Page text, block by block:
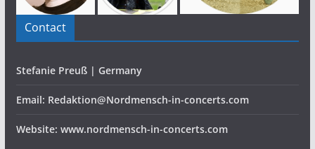
Contact
Stefanie Preuß | Germany
Email: Redaktion@Nordmensch-in-concerts.com
Website: www.nordmensch-in-concerts.com